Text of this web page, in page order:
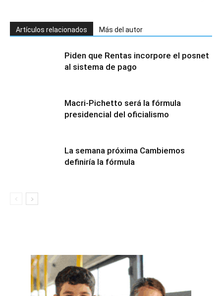
Artículos relacionados Más del autor
Piden que Rentas incorpore el posnet
al sistema de pago
Macri-Pichetto será la fórmula
presidencial del oficialismo
La semana próxima Cambiemos
definiría la fórmula